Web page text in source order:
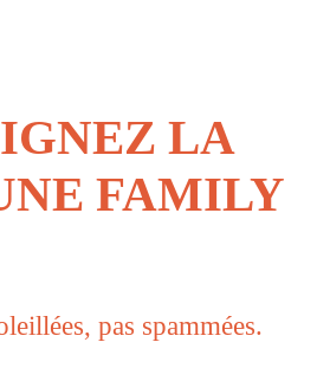
LA
FAMILY
pas spammées.